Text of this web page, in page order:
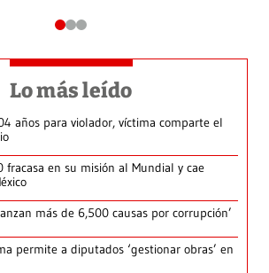
Lo más leído
años para violador, víctima comparte el
fracasa en su misión al Mundial y cae
más de 6,500 causas por corrupción’
permite a diputados ‘gestionar obras’ en